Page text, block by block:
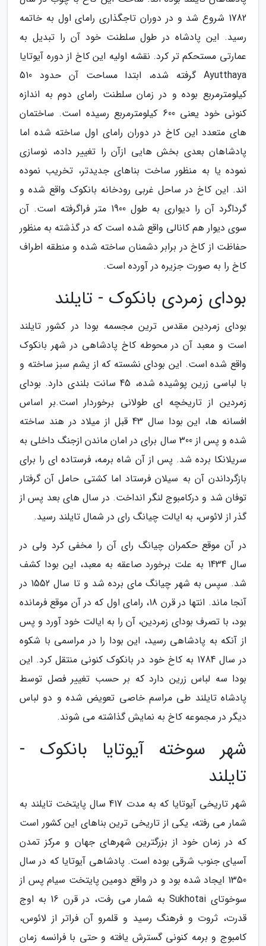
1782 شروع شد و در دوران تاجگذاری رامای اول به خاتمه
رسید. این پادشاه در طول سلطنت خود آن را تبدیل به
عمارتی مستحکم تر کرد. نقشه اولیه این کاخ از دوره آیوتایا
Ayutthaya گرفته شده، ابتدا مساحت آن حدود 510
کیلومترمربع بوده و در زمان سلطنت رامای دوم به اندازه
کنونی خود یعنی 600 کیلومترمربع رسیده است. ساختمان
های متعدد این کاخ در دوران رامای اول ساخته شده اما
پادشاهان بعدی بخش هایی ازآن را تغییر داده، نوسازی
نموده یا به منظور ساخت بناهای جدیدتر، تخریب نموده
اند. این کاخ در ساحل غربی رودخانه بانکوک واقع شده و
گرداگرد آن را دیواری به طول 1900 متر فراگرفته است. آن
سوی دیوار هم کانالی واقع شده است که در گذشته به منظور
حفاظت از کاخ در برابر دشمنان ساخته شده و منطقه اطراف
کاخ را به صورت جزیره در آورده است.
بودای زمردی بانکوک - تایلند
بودای زمردین مقدس ترین مجسمه بودا در کشور تایلند
است و معبد آن در محوطه کاخ پادشاهی در شهر بانکوک
واقع شده است. این بودای نشسته که از یشم سبز ساخته و
با لباسی زرین پوشیده شده، 45 سانت بلندی دارد. بودای
زمردین از تاریخچه ای طولانی برخوردار است.بر اساس
افسانه ها، این بودا سال 43 قبل از میلاد در هند ساخته
شده و پس از 300 سال برای در امان ماندن ازجنگ داخلی به
سریلانکا برده شد. پس از آن شاه برمه، فرستاده ای را برای
بازگرداندن آن به سیلان فرستاد اما کشتی حامل آن گرفتار
توفان شد و درکامبوج لنگر انداخت. در سال های بعد پس از
گذر از لائوس، به ایالت چیانگ رای در شمال تایلند رسید.
در آن موقع حکمران چیانگ رای آن را مخفی کرد ولی در
سال 1434 به علت برخورد صاعقه به معبد، این بودا کشف
شد. سپس به شهر چیانگ مای برده شد و تا سال 1552 در
آنجا ماند. انتها در قرن 18، رامای اول که در آن موقع فرمانده
بود، با تصرف بودای زمردین، آن را به ایالت خود آورد و پس
از آنکه به پادشاهی رسید، این بودا را در مراسمی با شکوه
در سال 1784 به کاخ خود در بانکوک کنونی منتقل کرد. این
بودا سه لباس زرین دارد که بر حسب تغییر فصل توسط
پادشاه تایلند طی مراسم خاصی تعویض شده و دو لباس
دیگر در مجموعه کاخ به نمایش گذاشته می شوند.
شهر سوخته آیوتایا بانکوک -
تایلند
شهر تاریخی آیوتایا که به مدت 417 سال پایتخت تایلند به
شمار می رفته، یکی از تاریخی ترین بناهای این کشور است
که در زمان خود از بزرگترین شهرهای جهان و مرکز تمدن
آسیای جنوب شرقی بوده است. پادشاهی آیوتایا که در سال
1350 ایجاد شده بود و در واقع دومین پایتخت سیام پس از
سوخوتای Sukhotai به شمار می رفت، در قرن 16 به اوج
قدرت، ثروت و فرهنگ رسید و قلمرو آن فراتر از لائوس،
کامبوج و برمه کنونی گسترش یافته و حتی با فرانسه زمان